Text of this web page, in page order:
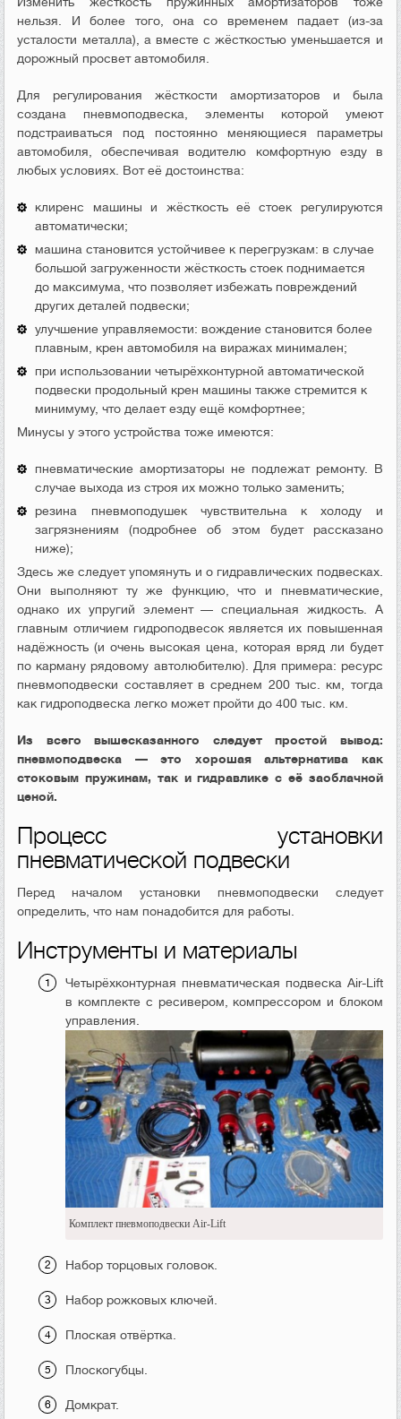
нельзя. И более того, она со временем падает (из-за
усталости металла), а вместе с жёсткостью уменьшается и
дорожный просвет автомобиля.
Для регулирования жёсткости амортизаторов и была
создана пневмоподвеска, элементы которой умеют
подстраиваться под постоянно меняющиеся параметры
автомобиля, обеспечивая водителю комфортную езду в
любых условиях. Вот её достоинства:
клиренс машины и жёсткость её стоек регулируются
автоматически;
машина становится устойчивее к перегрузкам: в случае
большой загруженности жёсткость стоек поднимается
до максимума, что позволяет избежать повреждений
других деталей подвески;
улучшение управляемости: вождение становится более
плавным, крен автомобиля на виражах минимален;
при использовании четырёхконтурной автоматической
подвески продольный крен машины также стремится к
минимуму, что делает езду ещё комфортнее;
Минусы у этого устройства тоже имеются:
пневматические амортизаторы не подлежат ремонту. В
случае выхода из строя их можно только заменить;
резина пневмоподушек чувствительна к холоду и
загрязнениям (подробнее об этом будет рассказано
ниже);
Здесь же следует упомянуть и о гидравлических подвесках.
Они выполняют ту же функцию, что и пневматические,
однако их упругий элемент — специальная жидкость. А
главным отличием гидроподвесок является их повышенная
надёжность (и очень высокая цена, которая вряд ли будет
по карману рядовому автолюбителю). Для примера: ресурс
пневмоподвески составляет в среднем 200 тыс. км, тогда
как гидроподвеска легко может пройти до 400 тыс. км.
Из всего вышесказанного следует простой вывод:
пневмоподвеска — это хорошая альтернатива как
стоковым пружинам, так и гидравлике с её заоблачной
ценой.
Процесс установки
пневматической подвески
Перед началом установки пневмоподвески следует
определить, что нам понадобится для работы.
Инструменты и материалы
Четырёхконтурная пневматическая подвеска Air-Lift
в комплекте с ресивером, компрессором и блоком
управления.
Комплект пневмоподвески Air-Lift
Набор торцовых головок.
Набор рожковых ключей.
Плоская отвёртка.
Плоскогубцы.
Домкрат.